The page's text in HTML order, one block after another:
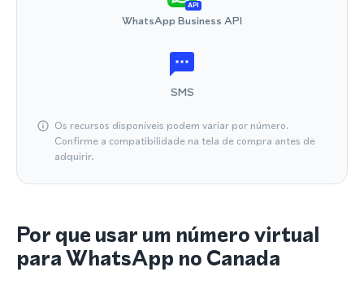
API
WhatsApp Business API
SMS
Os recursos disponíveis podem variar por número.
Confirme a compatibilidade na tela de compra antes de
adquirir.
Por que usar um número virtual
para WhatsApp no Canada